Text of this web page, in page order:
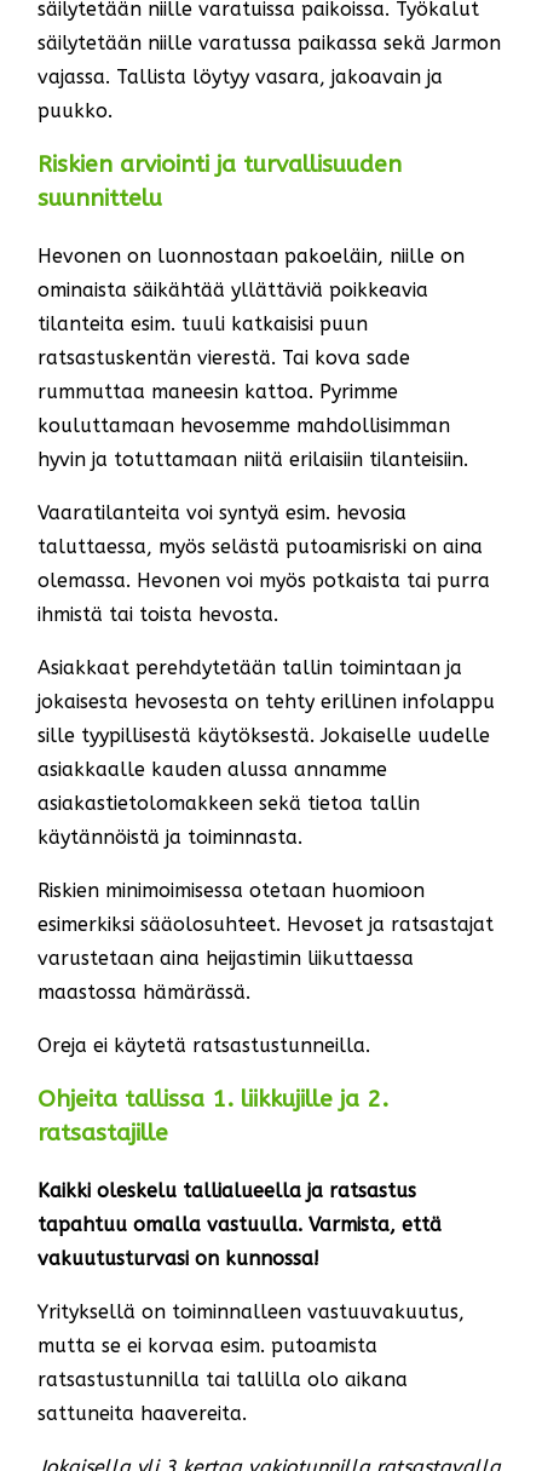
säilytetään niille varatuissa paikoissa. Työkalut
säilytetään niille varatussa paikassa sekä Jarmon
vajassa. Tallista löytyy vasara, jakoavain ja
puukko.
Riskien arviointi ja turvallisuuden
suunnittelu
Hevonen on luonnostaan pakoeläin, niille on
ominaista säikähtää yllättäviä poikkeavia
tilanteita esim. tuuli katkaisisi puun
ratsastuskentän vierestä. Tai kova sade
rummuttaa maneesin kattoa. Pyrimme
kouluttamaan hevosemme mahdollisimman
hyvin ja totuttamaan niitä erilaisiin tilanteisiin.
Vaaratilanteita voi syntyä esim. hevosia
taluttaessa, myös selästä putoamisriski on aina
olemassa. Hevonen voi myös potkaista tai purra
ihmistä tai toista hevosta.
Asiakkaat perehdytetään tallin toimintaan ja
jokaisesta hevosesta on tehty erillinen infolappu
sille tyypillisestä käytöksestä. Jokaiselle uudelle
asiakkaalle kauden alussa annamme
asiakastietolomakkeen sekä tietoa tallin
käytännöistä ja toiminnasta.
Riskien minimoimisessa otetaan huomioon
esimerkiksi sääolosuhteet. Hevoset ja ratsastajat
varustetaan aina heijastimin liikuttaessa
maastossa hämärässä.
Oreja ei käytetä ratsastustunneilla.
Ohjeita tallissa 1. liikkujille ja 2.
ratsastajille
Kaikki oleskelu tallialueella ja ratsastus
tapahtuu omalla vastuulla. Varmista, että
vakuutusturvasi on kunnossa!
Yrityksellä on toiminnalleen vastuuvakuutus,
mutta se ei korvaa esim. putoamista
ratsastustunnilla tai tallilla olo aikana
sattuneita haavereita.